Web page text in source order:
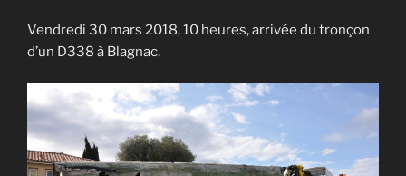
Vendredi 30 mars 2018, 10 heures, arrivée du tronçon
d’un D338 à Blagnac.